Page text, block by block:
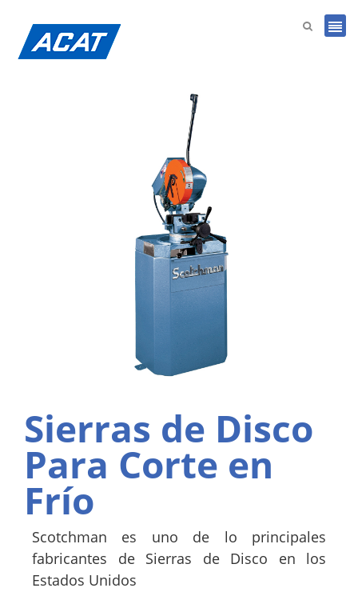
Sierras de Disco
Para Corte en
Frío
Scotchman es uno de lo principales
fabricantes de Sierras de Disco en los
Estados Unidos